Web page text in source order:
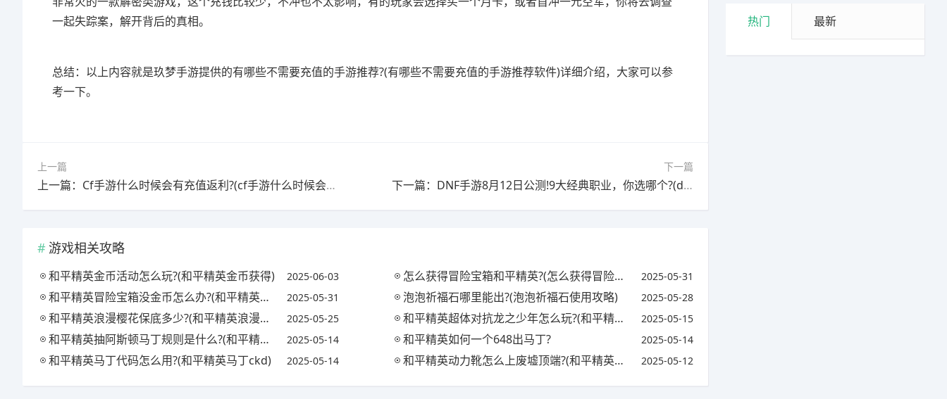
一起失踪案，解开背后的真相。
总结：以上内容就是玖梦手游提供的有哪些不需要充值的手游推荐?(有哪些不需要充值的手游推荐软件)详细介绍，大家可以参
考一下。
上一篇
上一篇：Cf手游什么时候会有充值返利?(cf手游什么时候会有充值返利的)
下一篇
下一篇：DNF手游8月12日公测!9大经典职业，你选哪个?(dnf手游各职业介绍)
游戏相关攻略
和平精英金币活动怎么玩?(和平精英金币获得) 2025-06-03 怎么获得冒险宝箱和平精英?(怎么获得冒险宝箱和平精英碎片) 2025-05-31
和平精英冒险宝箱没金币怎么办?(和平精英宝箱bug) 2025-05-31 泡泡祈福石哪里能出?(泡泡祈福石使用攻略) 2025-05-28
和平精英浪漫樱花保底多少?(和平精英浪漫樱花套装怎么获得) 2025-05-25 和平精英超体对抗龙之少年怎么玩?(和平精英龙之队比赛) 2025-05-15
和平精英抽阿斯顿马丁规则是什么?(和平精英阿斯顿马丁抽奖技巧视频) 2025-05-14 和平精英如何一个648出马丁? 2025-05-14
和平精英马丁代码怎么用?(和平精英马丁ckd) 2025-05-14 和平精英动力靴怎么上废墟顶端?(和平精英动力外骨骼怎么做) 2025-05-12
热门 最新